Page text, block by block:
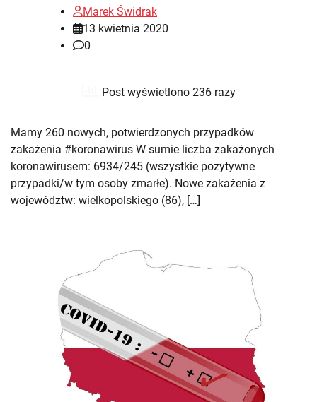
Marek Świdrak
13 kwietnia 2020
0
Post wyświetlono 236 razy
Mamy 260 nowych, potwierdzonych przypadków
zakażenia #koronawirus W sumie liczba zakażonych
koronawirusem: 6934/245 (wszystkie pozytywne
przypadki/w tym osoby zmarłe). Nowe zakażenia z
województw: wielkopolskiego (86), […]